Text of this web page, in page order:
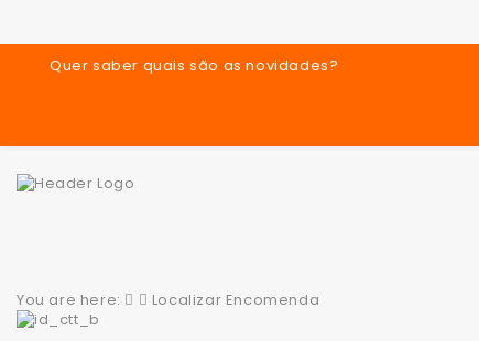
Quer saber quais são as novidades?
You are here: Localizar Encomenda